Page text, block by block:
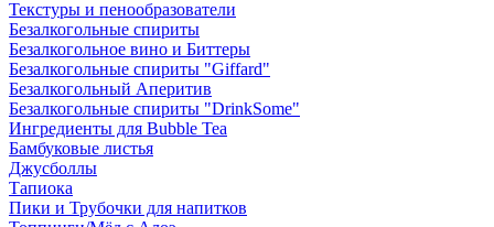
Текстуры и пенообразователи
Безалкогольные спириты
Безалкогольное вино и Биттеры
Безалкогольные спириты "Giffard"
Безалкогольный Аперитив
Безалкогольные спириты "DrinkSome"
Ингредиенты для Bubble Tea
Бамбуковые листья
Джусболлы
Тапиока
Пики и Трубочки для напитков